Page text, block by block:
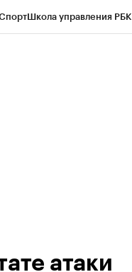
Школа управления РБК
атаки